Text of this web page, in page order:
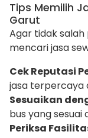
Tips Memilih
Garut
Agar tidak
mencari jasa
Cek Reputasi
jasa terpercaya
Sesuaikan
bus yang
Periksa